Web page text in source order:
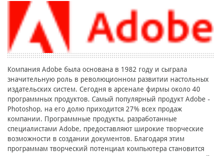
Компания Adobe была основана в 1982 году и сыграла
значительную роль в революционном развитии настольных
издательских систем. Сегодня в арсенале фирмы около 40
программных продуктов. Самый популярный продукт Adobe -
Photoshop, на его долю приходится 27% всех продаж
компании. Программные продукты, разработанные
специалистами Adobe, предоставляют широкие творческие
возможности в создании документов. Благодаря этим
программам творческий потенциал компьютера становится